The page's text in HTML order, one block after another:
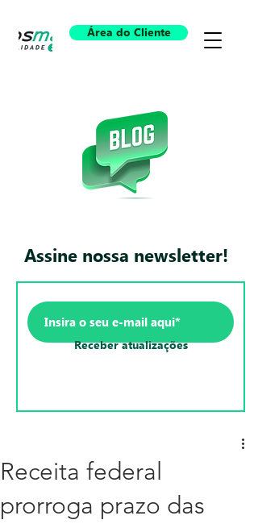
Área do Cliente
Assine nossa newsletter!
Receber atualizações
Receita federal
prorroga prazo das